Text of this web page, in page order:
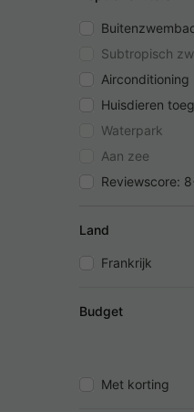
Subtropisch
Airconditioning
Huisdieren
Waterpark
Aan zee
Reviewscore:
Land
Frankrijk
Budget
Met korting